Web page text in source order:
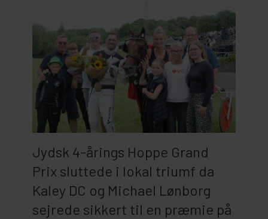
Jydsk 4-årings Hoppe Grand
Prix sluttede i lokal triumf da
Kaley DC og Michael Lønborg
sejrede sikkert til en præmie på